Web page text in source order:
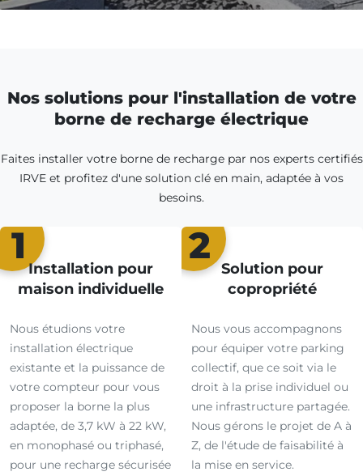
Nos solutions pour l'installation de votre
borne de recharge électrique
Faites installer votre borne de recharge par nos experts certifiés
IRVE et profitez d'une solution clé en main, adaptée à vos
besoins.
1
Installation pour
maison individuelle
Nous étudions votre
installation électrique
existante et la puissance de
votre compteur pour vous
proposer la borne la plus
adaptée, de 3,7 kW à 22 kW,
en monophasé ou triphasé,
pour une recharge sécurisée
2
Solution pour
copropriété
Nous vous accompagnons
pour équiper votre parking
collectif, que ce soit via le
droit à la prise individuel ou
une infrastructure partagée.
Nous gérons le projet de A à
Z, de l'étude de faisabilité à
la mise en service.